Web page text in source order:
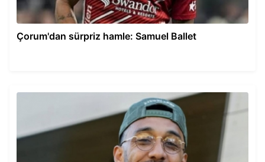
Çorum'dan sürpriz hamle: Samuel Ballet